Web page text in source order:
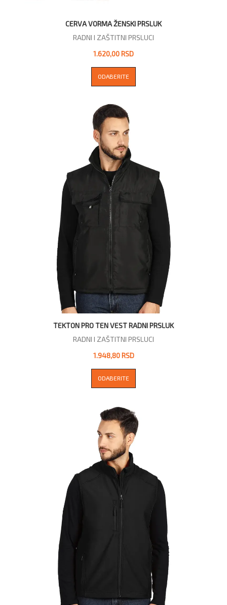
CERVA VORMA ŽENSKI PRSLUK
RADNI I ZAŠTITNI PRSLUCI
1.620,00 RSD
ODABERITE
TEKTON PRO TEN VEST RADNI PRSLUK
RADNI I ZAŠTITNI PRSLUCI
1.948,80 RSD
ODABERITE